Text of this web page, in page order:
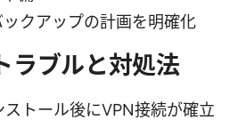
ックアップの計画を明確化
ラブルと対処法
ストール後にVPN接続が確立